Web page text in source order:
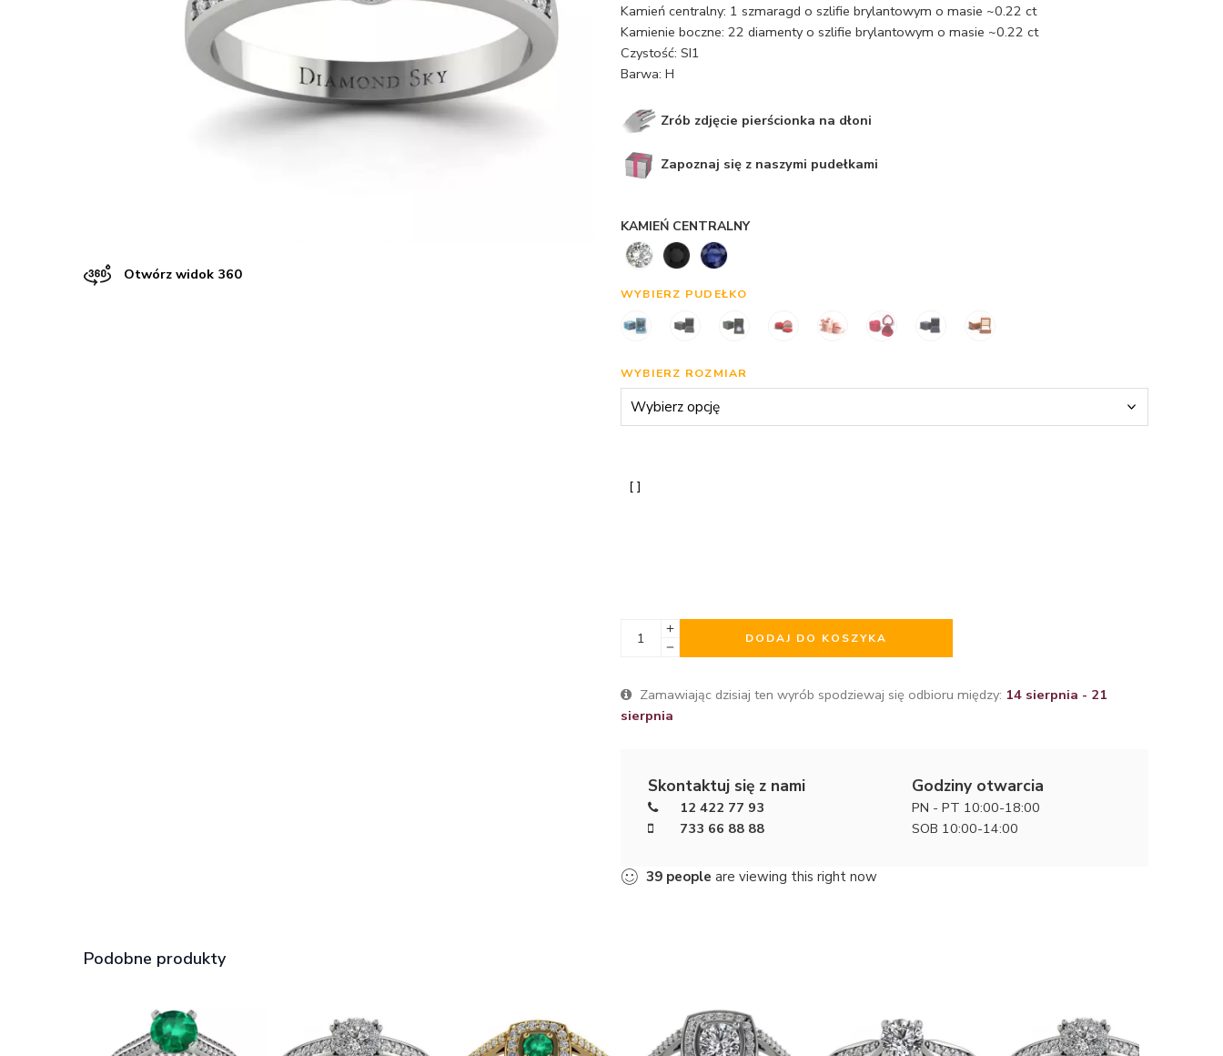
Otwórz widok 360
Kamień centralny: 1 szmaragd o szlifie brylantowym o masie ~0.22 ct
Kamienie boczne: 22 diamenty o szlifie brylantowym o masie ~0.22 ct
Czystość: SI1
Barwa: H
Zrób zdjęcie pierścionka na dłoni
Zapoznaj się z naszymi pudełkami
KAMIEŃ CENTRALNY
WYBIERZ PUDEŁKO
WYBIERZ ROZMIAR
DODAJ DO KOSZYKA
Zamawiając dzisiaj ten wyrób spodziewaj się odbioru między: 14 sierpnia - 21
sierpnia
Skontaktuj się z nami
12 422 77 93
733 66 88 88
Godziny otwarcia
PN - PT 10:00-18:00
SOB 10:00-14:00
39 people are viewing this right now
Podobne produkty